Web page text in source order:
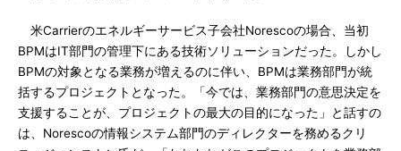
米Carrierのエネルギーサービス子会社Norescoの場合、当初
BPMはIT部門の管理下にある技術ソリューションだった。しかし
BPMの対象となる業務が増えるのに伴い、BPMは業務部門が統
括するプロジェクトとなった。「今では、業務部門の意思決定を
支援することが、プロジェクトの最大の目的になった」と話すの
は、Norescoの情報システム部門のディレクターを務めるクリ